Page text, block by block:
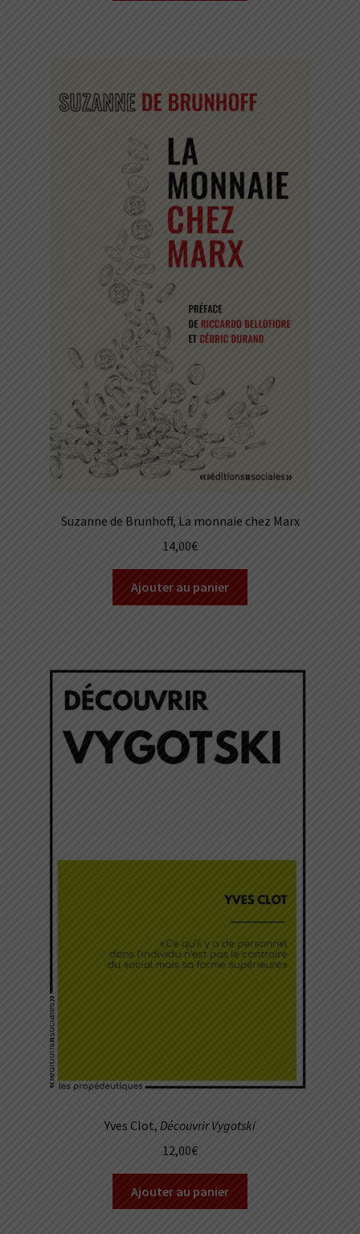
Suzanne de Brunhoff, La monnaie chez Marx
14,00€
Ajouter au panier
Yves Clot, Découvrir Vygotski
12,00€
Ajouter au panier